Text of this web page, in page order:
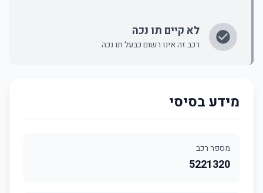
לא קיים תו נכה
רכב זה אינו רשום כבעל תו נכה
מידע בסיסי
מספר רכב
5221320